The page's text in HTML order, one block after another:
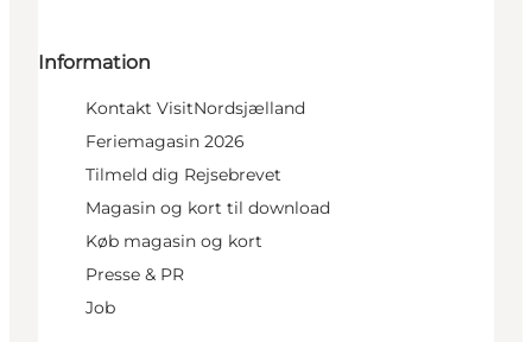
Information
Kontakt VisitNordsjælland
Feriemagasin 2026
Tilmeld dig Rejsebrevet
Magasin og kort til download
Køb magasin og kort
Presse & PR
Job